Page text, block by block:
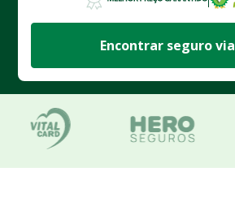
Encontrar seguro